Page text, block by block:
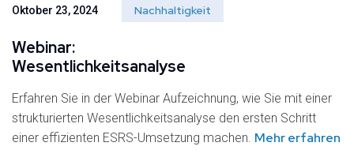
Oktober 23, 2024 Nachhaltigkeit
Webinar:
Wesentlichkeitsanalyse
Erfahren Sie in der Webinar Aufzeichnung, wie Sie mit einer
strukturierten Wesentlichkeitsanalyse den ersten Schritt
einer effizienten ESRS-Umsetzung machen. Mehr erfahren